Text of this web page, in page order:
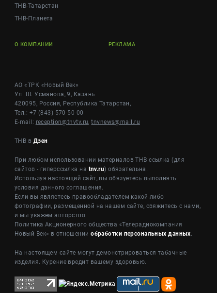
ТНВ-Татарстан
ТНВ-Планета
О КОМПАНИИ РЕКЛАМА
АО «ТРК «Новый Век»
Ул. Ш. Усманова, 9, Казань
420095, Россия, Республика Татарстан,
Тел.: +7 (843) 570-50-00
E-mail: reception@tnvtv.ru,tnvnews@mail.ru
ТНВ в Дзен
При любом использовании материалов ТНВ ссылка (для
сайтов - гиперссылка на tnv.ru) обязательна.
Используя настоящий сайт, вы обязуетесь выполнять
условия данного соглашения.
Если вы являетесь правообладателем какой-либо
фотографии, размещенной на нашем сайте, свяжитесь с нами,
и мы укажем авторство.
Политика Акционерного общества «Телерадиокомпания
Новый Век» в отношенииобработки персональных данных.
На настоящем сайте могут демонстрироваться табачные
изделия. Курение вредит вашему здоровью.